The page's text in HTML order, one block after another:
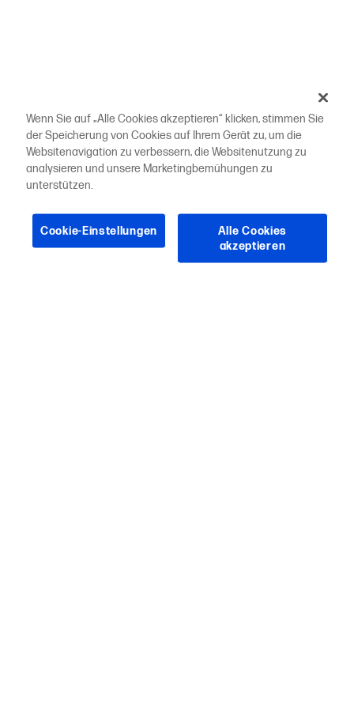
Wenn Sie auf „Alle Cookies akzeptieren“ klicken, stimmen Sie
der Speicherung von Cookies auf Ihrem Gerät zu, um die
Websitenavigation zu verbessern, die Websitenutzung zu
analysieren und unsere Marketingbemühungen zu
unterstützen.
Cookie-Einstellungen
Alle Cookies
akzeptieren